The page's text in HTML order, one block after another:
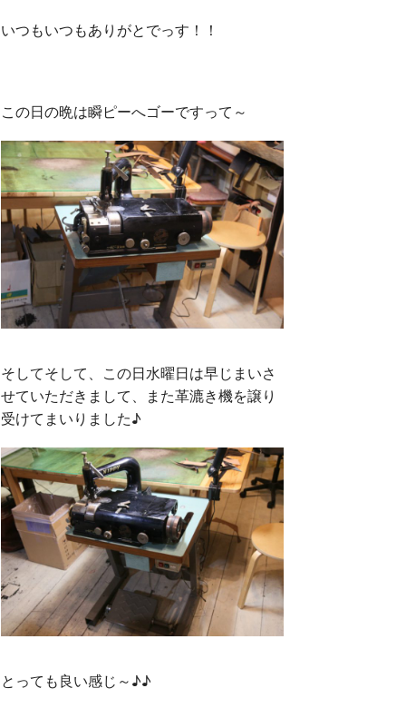
いつもいつもありがとでっす！！
この日の晩は瞬ピーへゴーですって～
そしてそして、この日水曜日は早じまいさ
せていただきまして、また革漉き機を譲り
受けてまいりました♪
とっても良い感じ～♪♪